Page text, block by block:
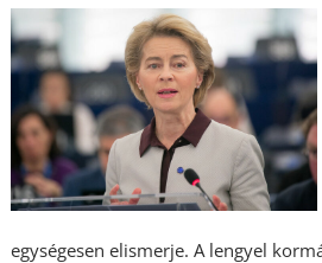
egységesen elismerje. A lengyel